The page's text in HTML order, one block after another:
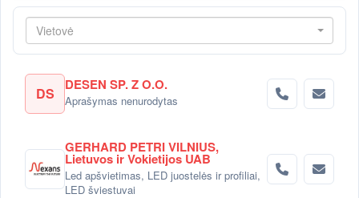
Vietovė
DS DESEN SP. Z O.O.
Aprašymas nenurodytas
GERHARD PETRI VILNIUS,
Lietuvos ir Vokietijos UAB
Led apšvietimas, LED juostelės ir profiliai,
LED šviestuvai